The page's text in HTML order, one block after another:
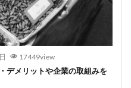
17449view
デメリットや企業の取組みを